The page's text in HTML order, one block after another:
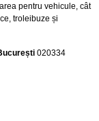
pentru vehicule, cât
troleibuze și
020334